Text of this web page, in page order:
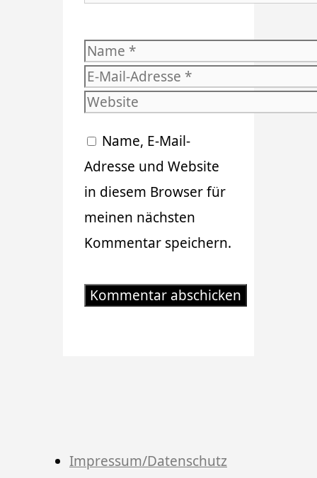
Name
E-
Mail-
Website
Name, E-Mail-
Adresse und Website
in diesem Browser für
meinen nächsten
Kommentar speichern.
Impressum/Datenschutz